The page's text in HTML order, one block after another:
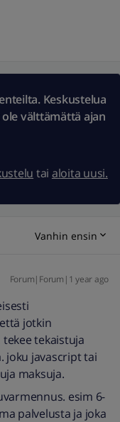
Keskustelua
välttämättä ajan
tai aloita uusi.
Vanhin ensin
Forum|Forum|1 year ago
jotkin
tekaistuja
joku javascript tai
maksuja.
esim 6-
palvelusta ja joka